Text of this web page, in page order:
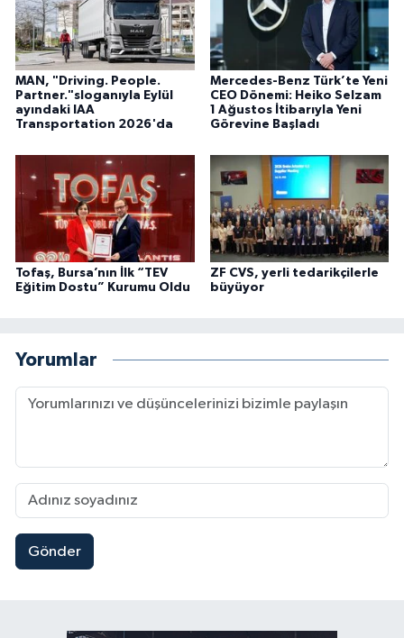
MAN, "Driving. People.
Partner."sloganıyla Eylül
ayındaki IAA
Transportation 2026'da
Mercedes-Benz Türk’te Yeni
CEO Dönemi: Heiko Selzam
1 Ağustos İtibarıyla Yeni
Görevine Başladı
Tofaş, Bursa’nın İlk “TEV
Eğitim Dostu” Kurumu Oldu
ZF CVS, yerli tedarikçilerle
büyüyor
Yorumlar
Gönder